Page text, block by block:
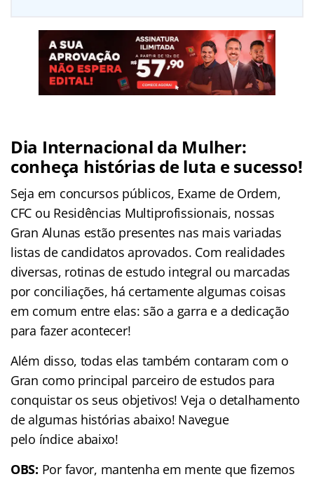
Dia Internacional da Mulher:
conheça histórias de luta e sucesso!
Seja em concursos públicos, Exame de Ordem,
CFC ou Residências Multiprofissionais, nossas
Gran Alunas estão presentes nas mais variadas
listas de candidatos aprovados. Com realidades
diversas, rotinas de estudo integral ou marcadas
por conciliações, há certamente algumas coisas
em comum entre elas: são a garra e a dedicação
para fazer acontecer!
Além disso, todas elas também contaram com o
Gran como principal parceiro de estudos para
conquistar os seus objetivos! Veja o detalhamento
de algumas histórias abaixo! Navegue
pelo índice abaixo!
OBS: Por favor, mantenha em mente que fizemos